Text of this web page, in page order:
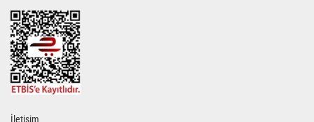
İletişim